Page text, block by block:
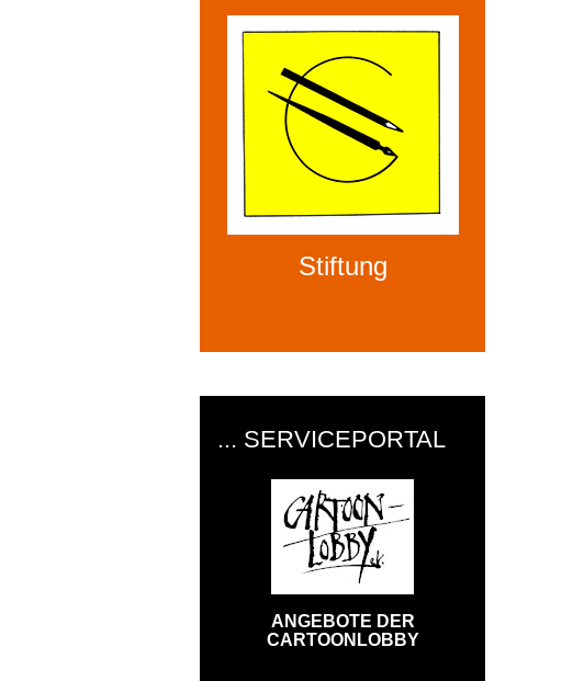
Stiftung
... SERVICEPORTAL
ANGEBOTE DER
CARTOONLOBBY